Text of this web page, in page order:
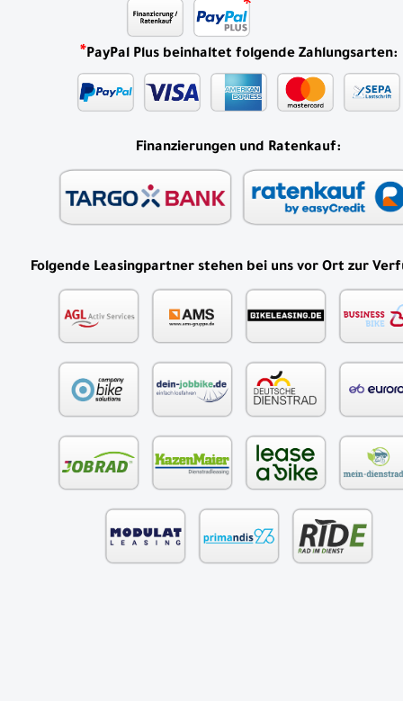
*PayPal Plus beinhaltet folgende Zahlungsarten:
Finanzierungen und Ratenkauf:
Folgende Leasingpartner stehen bei uns vor Ort zur